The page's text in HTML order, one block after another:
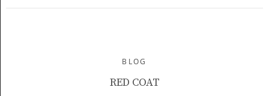
BLOG
RED COAT